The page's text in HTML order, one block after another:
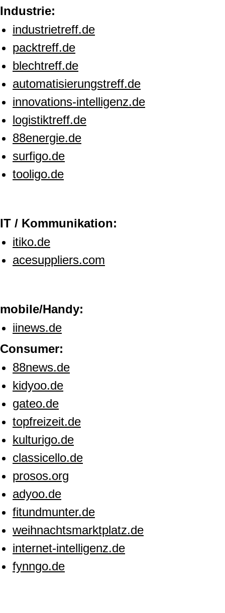
Industrie:
industrietreff.de
packtreff.de
blechtreff.de
automatisierungstreff.de
innovations-intelligenz.de
logistiktreff.de
88energie.de
surfigo.de
tooligo.de
IT / Kommunikation:
itiko.de
acesuppliers.com
mobile/Handy:
iinews.de
Consumer:
88news.de
kidyoo.de
gateo.de
topfreizeit.de
kulturigo.de
classicello.de
prosos.org
adyoo.de
fitundmunter.de
weihnachtsmarktplatz.de
internet-intelligenz.de
fynngo.de